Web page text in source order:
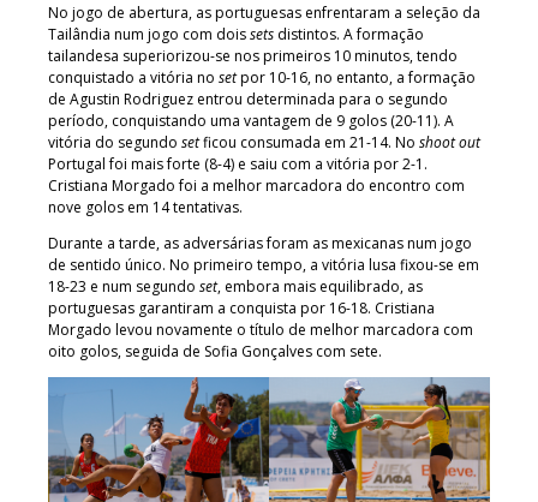
No jogo de abertura, as portuguesas enfrentaram a seleção da
Tailândia num jogo com doissets distintos. A formação
tailandesa superiorizou-se nos primeiros 10 minutos, tendo
conquistado a vitória no setpor 10-16, no entanto, a formação
de Agustin Rodriguez entrou determinada para o segundo
período, conquistando uma vantagem de 9 golos (20-11). A
vitória do segundo setficou consumada em 21-14. No shoot out
Portugal foi mais forte (8-4) e saiu com a vitória por 2-1.
Cristiana Morgado foi a melhor marcadora do encontro com
nove golos em 14 tentativas.
Durante a tarde, as adversárias foram as mexicanas num jogo
de sentido único. No primeiro tempo, a vitória lusa fixou-se em
18-23 e num segundo set, embora mais equilibrado, as
portuguesas garantiram a conquista por 16-18. Cristiana
Morgado levou novamente o título de melhor marcadora com
oito golos, seguida de Sofia Gonçalves com sete.